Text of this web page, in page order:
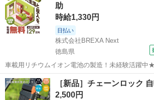
助
時給1,330円
日払い
株式会社BREXA Next
徳島県
車載用リチウムイオン電池の製造！未経験活躍中
躍中！寮費無料★備品付き1R寮完備！自宅からマ
駐車場完備◎正社員登用制度あり！《徳島県板野郡松茂
場のお仕事 ◇車載用リチウ...
徳島 その他
［新品］チェーンロック
2,500円